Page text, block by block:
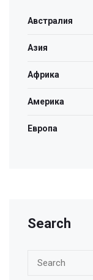
Австралия
Азия
Африка
Америка
Европа
Search